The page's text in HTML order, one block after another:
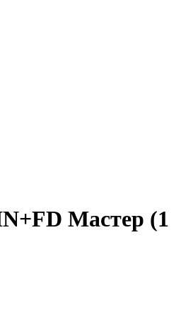
Мастер (1